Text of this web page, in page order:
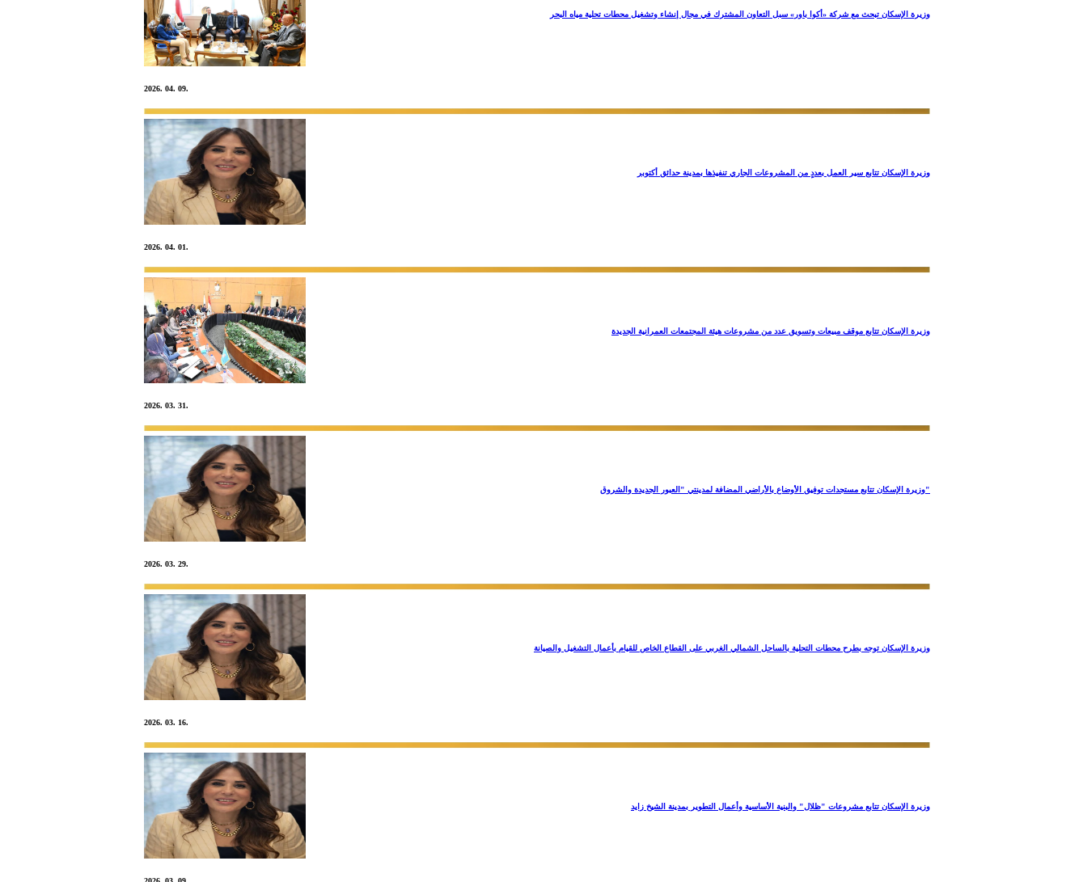
وزيرة الإسكان تبحث مع شركة «أكوا باور» سبل التعاون المشترك في مجال إنشاء وتشغيل محطات تحلية مياه البحر
2026. 04. 09.
‎وزيرة الإسكان تتابع سير العمل بعددٍ من المشروعات الجاري تنفيذها بمدينة حدائق أكتوبر
2026. 04. 01.
وزيرة الإسكان تتابع موقف مبيعات وتسويق عدد من مشروعات هيئة المجتمعات العمرانية الجديدة
2026. 03. 31.
وزيرة الإسكان تتابع مستجدات توفيق الأوضاع بالأراضي المضافة لمدينتي "العبور الجديدة والشروق"
2026. 03. 29.
وزيرة الإسكان توجه بطرح محطات التحلية بالساحل الشمالي الغربي على القطاع الخاص للقيام بأعمال التشغيل والصيانة
2026. 03. 16.
وزيرة الإسكان تتابع مشروعات "ظلال" والبنية الأساسية وأعمال التطوير بمدينة الشيخ زايد